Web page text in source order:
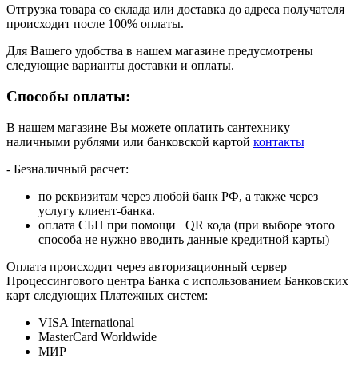
Отгрузка товара со склада или доставка до адреса получателя
происходит после 100% оплаты.
Для Вашего удобства в нашем магазине предусмотрены
следующие варианты доставки и оплаты.
Способы оплаты:
В нашем магазине Вы можете оплатить сантехнику
наличными рублями или банковской картой контакты
- Безналичный расчет:
по реквизитам через любой банк РФ, а также через
услугу клиент-банка.
оплата СБП при помощи QR кода (при выборе этого
способа не нужно вводить данные кредитной карты)
Оплата происходит через авторизационный сервер
Процессингового центра Банка с использованием Банковских
карт следующих Платежных систем:
VISA International
MasterCard Worldwide
МИР